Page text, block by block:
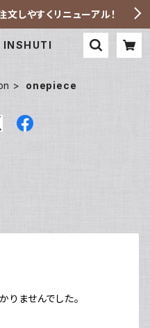
文しやすくリニューアル！
onepiece
ませんでした。